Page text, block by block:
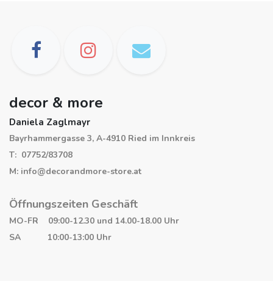
decor & more
Daniela Zaglmayr
Bayrhammergasse 3, A-4910 Ried im Innkreis
T: 07752/83708
M: info@decorandmore-store.at
Öffnungszeiten Geschäft
MO-FR 09:00-12.30 und 14.00-18.00 Uhr
SA 10:00-13:00 Uhr